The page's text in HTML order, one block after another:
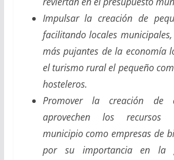
Impulsar la creación de
facilitando locales
más pujantes de la economía
el turismo rural el pequeño
hosteleros.
Promover la creación de
aprovechen los recursos
municipio como empresas de
por su importancia en la